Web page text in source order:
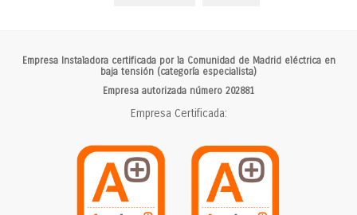
Empresa Instaladora certificada por la Comunidad de Madrid eléctrica en
baja tensión (categoría especialista)
Empresa autorizada número 202881
Empresa Certificada: